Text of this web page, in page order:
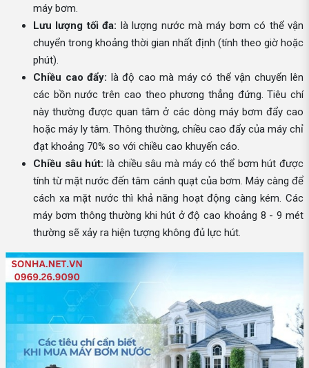
máy bơm.
Lưu lượng tối đa: là lượng nước mà máy bơm có thể vận
chuyển trong khoảng thời gian nhất định (tính theo giờ hoặc
phút).
Chiều cao đẩy: là độ cao mà máy có thể vận chuyển lên
các bồn nước trên cao theo phương thẳng đứng. Tiêu chí
này thường được quan tâm ở các dòng máy bơm đẩy cao
hoặc máy ly tâm. Thông thường, chiều cao đẩy của máy chỉ
đạt khoảng 70% so với chiều cao khuyến cáo.
Chiều sâu hút: là chiều sâu mà máy có thể bơm hút được
tính từ mặt nước đến tâm cánh quạt của bơm. Máy càng để
cách xa mặt nước thì khả năng hoạt động càng kém. Các
máy bơm thông thường khi hút ở độ cao khoảng 8 - 9 mét
thường sẽ xảy ra hiện tượng không đủ lực hút.